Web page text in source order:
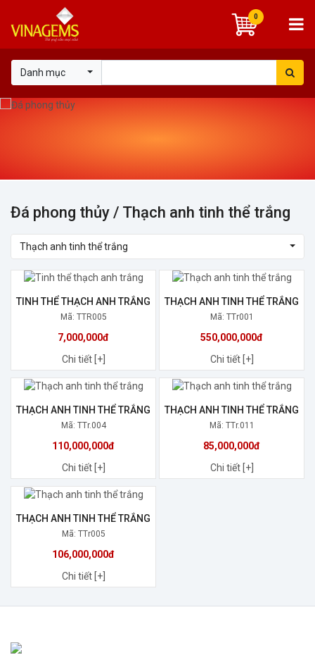
Danh mục
0
Đá phong thủy / Thạch anh tinh thể trắng
Thạch anh tinh thể trắng
TINH THỂ THẠCH ANH TRẮNG
Mã: TTR005
7,000,000đ
Chi tiết [+]
THẠCH ANH TINH THỂ TRẮNG
Mã: TTr001
550,000,000đ
Chi tiết [+]
THẠCH ANH TINH THỂ TRẮNG
Mã: TTr.004
110,000,000đ
Chi tiết [+]
THẠCH ANH TINH THỂ TRẮNG
Mã: TTr.011
85,000,000đ
Chi tiết [+]
THẠCH ANH TINH THỂ TRẮNG
Mã: TTr005
106,000,000đ
Chi tiết [+]